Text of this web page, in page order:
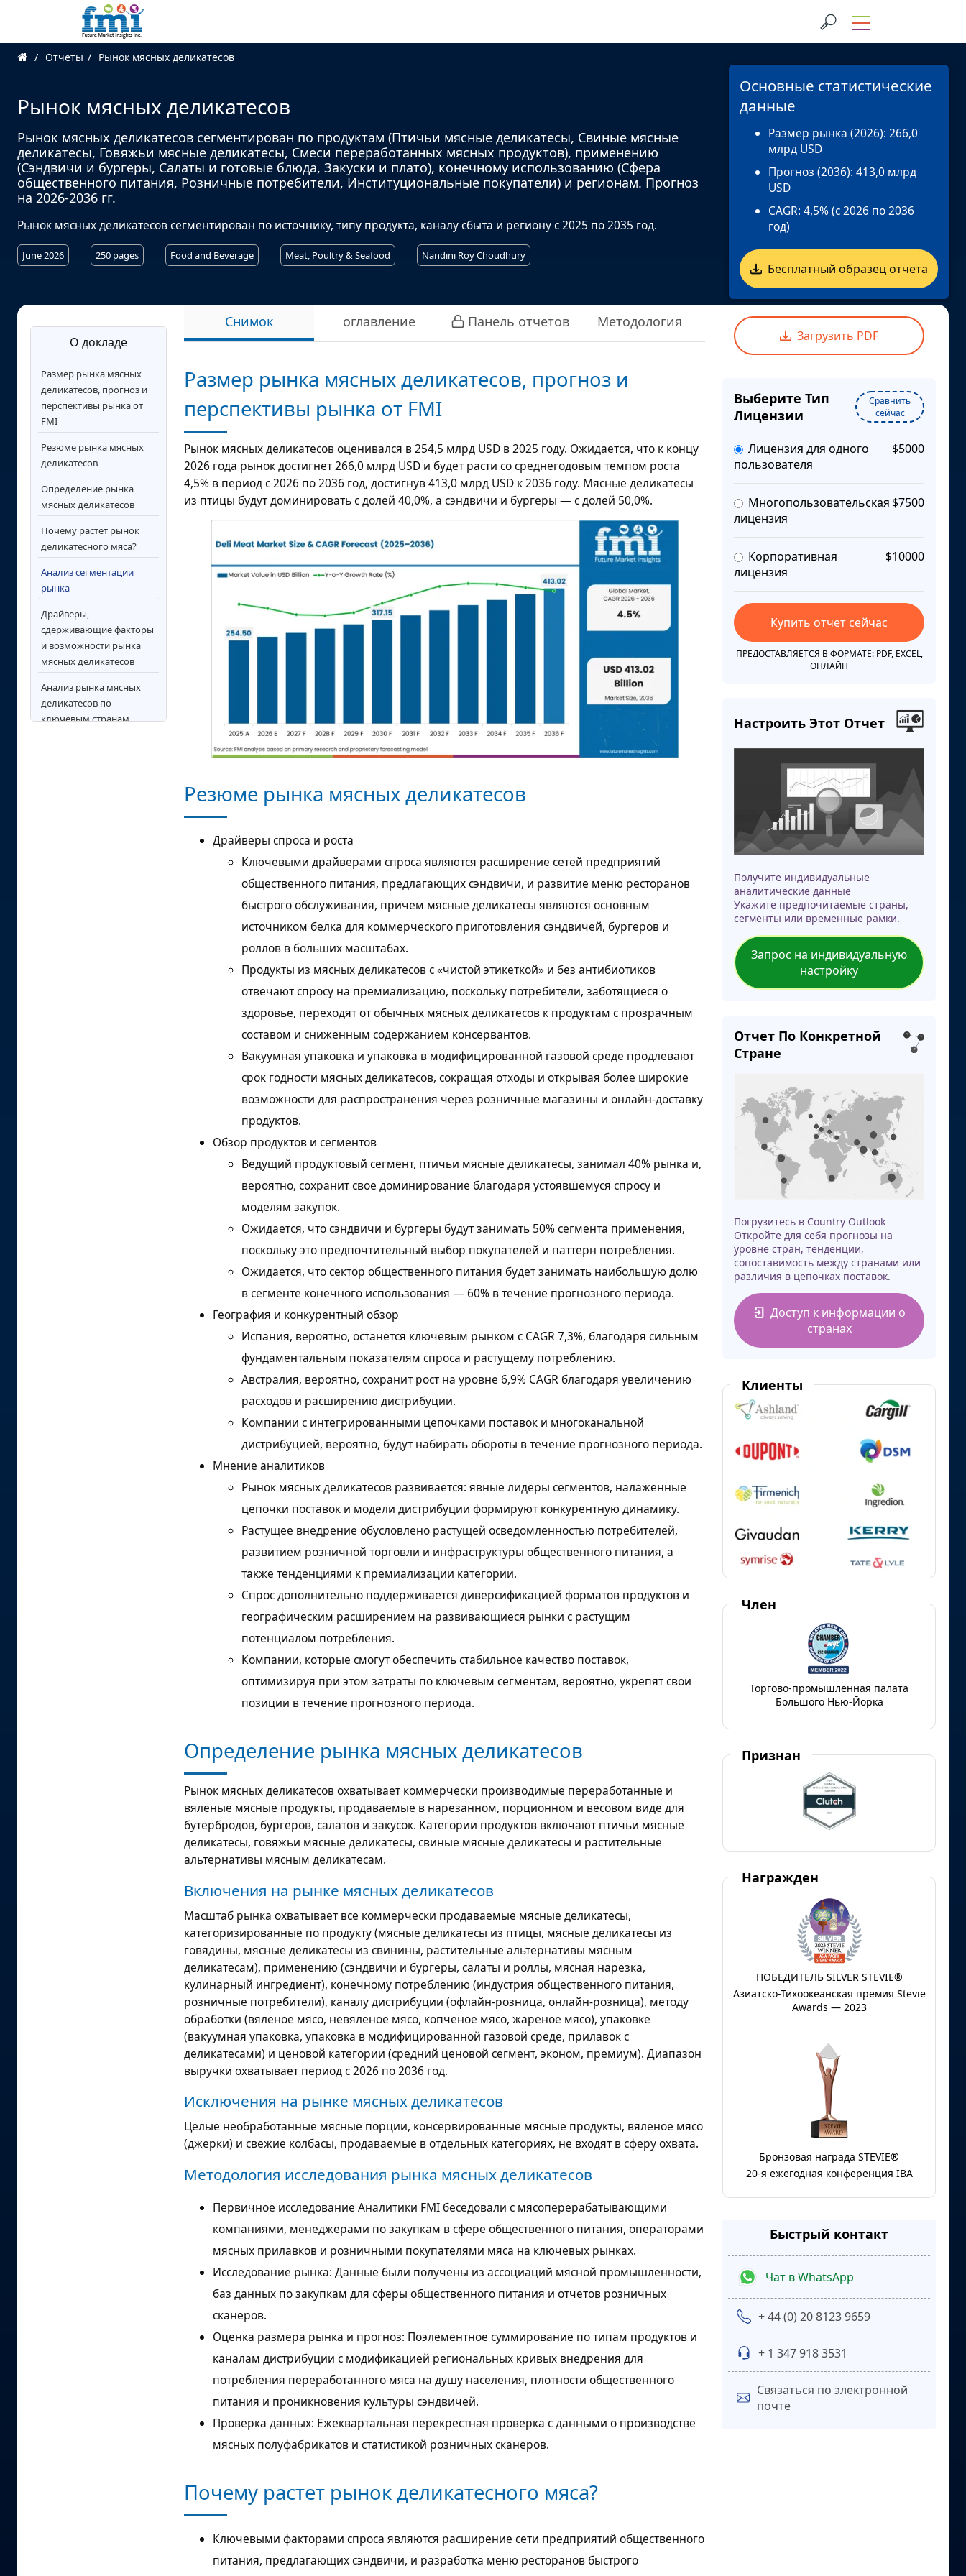
Отчеты Рынок мясных деликатесов
Рынок мясных деликатесов
Рынок мясных деликатесов сегментирован по продуктам (Птичьи мясные деликатесы, Свиные мясные
деликатесы, Говяжьи мясные деликатесы, Смеси переработанных мясных продуктов), применению
(Сэндвичи и бургеры, Салаты и готовые блюда, Закуски и плато), конечному использованию (Сфера
общественного питания, Розничные потребители, Институциональные покупатели) и регионам. Прогноз
на 2026-2036 гг.
Рынок мясных деликатесов сегментирован по источнику, типу продукта, каналу сбыта и региону с 2025 по 2035 год.
June 2026 250 pages Food and Beverage Meat, Poultry & Seafood Nandini Roy Choudhury
Основные статистические
данные
Размер рынка (2026): 266,0
млрд USD
Прогноз (2036): 413,0 млрд
USD
CAGR: 4,5% (с 2026 по 2036
год)
Бесплатный образец отчета
О докладе
Размер рынка мясных
деликатесов, прогноз и
перспективы рынка от
FMI
Резюме рынка мясных
деликатесов
Определение рынка
мясных деликатесов
Почему растет рынок
деликатесного мяса?
Анализ сегментации
рынка
Драйверы,
сдерживающие факторы
и возможности рынка
мясных деликатесов
Анализ рынка мясных
деликатесов по
ключевым странам
Снимок оглавление Панель отчетов Методология
Размер рынка мясных деликатесов, прогноз и
перспективы рынка от FMI
Рынок мясных деликатесов оценивался в254,5 млрд USD в 2025 году. Ожидается, что к концу
2026 года рынок достигнет266,0 млрд USD и будет расти со среднегодовым темпом роста
4,5% в период с 2026 по 2036 год, достигнув413,0 млрд USD к 2036 году. Мясные деликатесы
из птицы будут доминировать с долей 40,0%, а сэндвичи и бургеры — с долей 50,0%.
Резюме рынка мясных деликатесов
Драйверы спроса и роста
Ключевыми драйверами спроса являются расширение сетей предприятий
общественного питания, предлагающих сэндвичи, и развитие меню ресторанов
быстрого обслуживания, причем мясные деликатесы являются основным
источником белка для коммерческого приготовления сэндвичей, бургеров и
роллов в больших масштабах.
Продукты из мясных деликатесов с «чистой этикеткой» и без антибиотиков
отвечают спросу на премиализацию, поскольку потребители, заботящиеся о
здоровье, переходят от обычных мясных деликатесов к продуктам с прозрачным
составом и сниженным содержанием консервантов.
Вакуумная упаковка и упаковка в модифицированной газовой среде продлевают
срок годности мясных деликатесов, сокращая отходы и открывая более широкие
возможности для распространения через розничные магазины и онлайн-доставку
продуктов.
Обзор продуктов и сегментов
Ведущий продуктовый сегмент, птичьи мясные деликатесы, занимал 40% рынка и,
вероятно, сохранит свое доминирование благодаря устоявшемуся спросу и
моделям закупок.
Ожидается, что сэндвичи и бургеры будут занимать 50% сегмента применения,
поскольку это предпочтительный выбор покупателей и паттерн потребления.
Ожидается, что сектор общественного питания будет занимать наибольшую долю
в сегменте конечного использования — 60% в течение прогнозного периода.
География и конкурентный обзор
Испания, вероятно, останется ключевым рынком с CAGR 7,3%, благодаря сильным
фундаментальным показателям спроса и растущему потреблению.
Австралия, вероятно, сохранит рост на уровне 6,9% CAGR благодаря увеличению
расходов и расширению дистрибуции.
Компании с интегрированными цепочками поставок и многоканальной
дистрибуцией, вероятно, будут набирать обороты в течение прогнозного периода.
Мнение аналитиков
Рынок мясных деликатесов развивается: явные лидеры сегментов, налаженные
цепочки поставок и модели дистрибуции формируют конкурентную динамику.
Растущее внедрение обусловлено растущей осведомленностью потребителей,
развитием розничной торговли и инфраструктуры общественного питания, а
также тенденциями к премиализации категории.
Спрос дополнительно поддерживается диверсификацией форматов продуктов и
географическим расширением на развивающиеся рынки с растущим
потенциалом потребления.
Компании, которые смогут обеспечить стабильное качество поставок,
оптимизируя при этом затраты по ключевым сегментам, вероятно, укрепят свои
позиции в течение прогнозного периода.
Определение рынка мясных деликатесов
Рынок мясных деликатесов охватывает коммерчески производимые переработанные и
вяленые мясные продукты, продаваемые в нарезанном, порционном и весовом виде для
бутербродов, бургеров, салатов и закусок. Категории продуктов включают птичьи мясные
деликатесы, говяжьи мясные деликатесы, свиные мясные деликатесы и растительные
альтернативы мясным деликатесам.
Включения на рынке мясных деликатесов
Масштаб рынка охватывает все коммерчески продаваемые мясные деликатесы,
категоризированные по продукту (мясные деликатесы из птицы, мясные деликатесы из
говядины, мясные деликатесы из свинины, растительные альтернативы мясным
деликатесам), применению (сэндвичи и бургеры, салаты и роллы, мясная нарезка,
кулинарный ингредиент), конечному потреблению (индустрия общественного питания,
розничные потребители), каналу дистрибуции (офлайн-розница, онлайн-розница), методу
обработки (вяленое мясо, невяленое мясо, копченое мясо, жареное мясо), упаковке
(вакуумная упаковка, упаковка в модифицированной газовой среде, прилавок с
деликатесами) и ценовой категории (средний ценовой сегмент, эконом, премиум). Диапазон
выручки охватывает период с 2026 по 2036 год.
Исключения на рынке мясных деликатесов
Целые необработанные мясные порции, консервированные мясные продукты, вяленое мясо
(джерки) и свежие колбасы, продаваемые в отдельных категориях, не входят в сферу охвата.
Методология исследования рынка мясных деликатесов
Первичное исследование Аналитики FMI беседовали с мясоперерабатывающими
компаниями, менеджерами по закупкам в сфере общественного питания, операторами
мясных прилавков и розничными покупателями мяса на ключевых рынках.
Исследование рынка: Данные были получены из ассоциаций мясной промышленности,
баз данных по закупкам для сферы общественного питания и отчетов розничных
сканеров.
Оценка размера рынка и прогноз: Поэлементное суммирование по типам продуктов и
каналам дистрибуции с модификацией региональных кривых внедрения для
потребления переработанного мяса на душу населения, плотности общественного
питания и проникновения культуры сэндвичей.
Проверка данных: Ежеквартальная перекрестная проверка с данными о производстве
мясных полуфабрикатов и статистикой розничных сканеров.
Почему растет рынок деликатесного мяса?
Ключевыми факторами спроса являются расширение сети предприятий общественного
питания, предлагающих сэндвичи, и разработка меню ресторанов быстрого
Загрузить PDF
Выберите Тип
Лицензии
Сравнить
сейчас
Лицензия для одного
пользователя
$5000
Многопользовательская
лицензия
$7500
Корпоративная
лицензия
$10000
Купить отчет сейчас
ПРЕДОСТАВЛЯЕТСЯ В ФОРМАТЕ: PDF, EXCEL,
ОНЛАЙН
Настроить Этот Отчет
Получите индивидуальные
аналитические данные
Укажите предпочитаемые страны,
сегменты или временные рамки.
Запрос на индивидуальную
настройку
Отчет По Конкретной
Стране
Погрузитесь в Country Outlook
Откройте для себя прогнозы на
уровне стран, тенденции,
сопоставимость между странами или
различия в цепочках поставок.
Доступ к информации о
странах
Клиенты
Член
Торгово-промышленная палата
Большого Нью-Йорка
Признан
Награжден
ПОБЕДИТЕЛЬ SILVER STEVIE®
Азиатско-Тихоокеанская премия Stevie
Awards — 2023
Бронзовая награда STEVIE®
20-я ежегодная конференция IBA
Быстрый контакт
Чат в WhatsApp
+ 44 (0) 20 8123 9659
+ 1 347 918 3531
Связаться по электронной
почте